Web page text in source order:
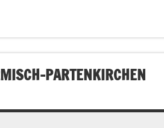
PARTENKIRCHEN